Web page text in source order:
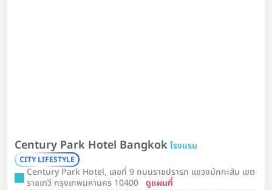
Century Park Hotel Bangkokโรงแรม
CITY LIFESTYLE
Century Park Hotel, เลขที่ 9 ถนนราชปรารภ แขวงมักกะสัน เขต
ราชเทวี กรุงเทพมหานคร 10400 ดูแผนที่